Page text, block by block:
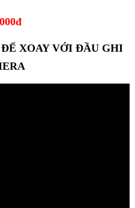
XOAY VỚI ĐẦU GHI